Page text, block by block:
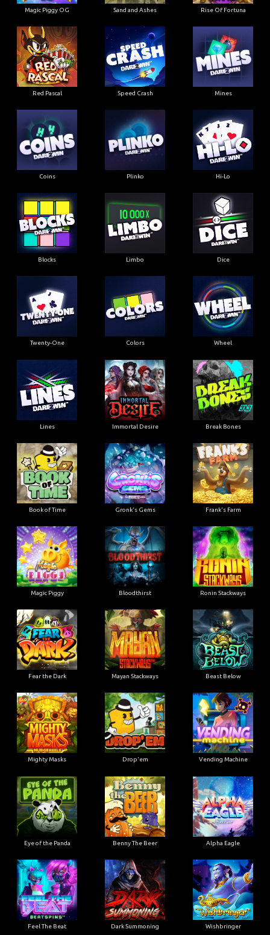
Magic Piggy OG Sand and Ashes Rise Of Fortuna
Red Pascal Speed Crash Mines
Coins Plinko Hi-Lo
Blocks Limbo Dice
Twenty-One Colors Wheel
Lines Immortal Desire Break Bones
Book of Time Gronk's Gems Frank's Farm
Magic Piggy Bloodthirst Ronin Stackways
Fear the Dark Mayan Stackways Beast Below
Mighty Masks Drop'em Vending Machine
Eye of the Panda Benny The Beer Alpha Eagle
Feel The Beat Dark Summoning Wishbringer